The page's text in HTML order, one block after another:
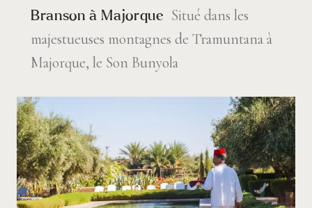
Branson à Majorque
Situé dans les
majestueuses montagnes de Tramuntana à
Majorque, le Son Bunyola